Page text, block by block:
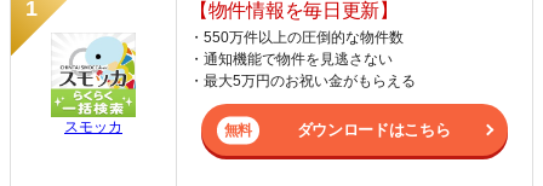
スモッカ
【物件情報を毎日更新】
・550万件以上の圧倒的な物件数
・通知機能で物件を見逃さない
・最大5万円のお祝い金がもらえる
ダウンロードはこちら